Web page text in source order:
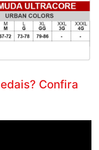
Confira